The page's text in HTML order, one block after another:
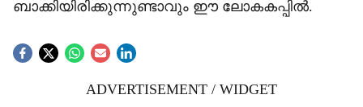
ബാക്കിയിരിക്കുന്നുണ്ടാവും ഈ ലോകകപ്പിൽ.
ADVERTISEMENT / WIDGET